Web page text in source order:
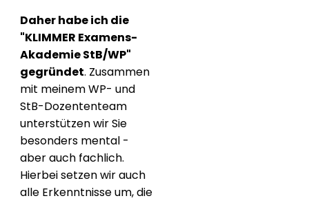
Daher habe ich die
"KLIMMER Examens-
Akademie StB/WP"
gegründet. Zusammen
mit meinem WP- und
StB-Dozententeam
unterstützen wir Sie
besonders mental -
aber auch fachlich.
Hierbei setzen wir auch
alle Erkenntnisse um, die